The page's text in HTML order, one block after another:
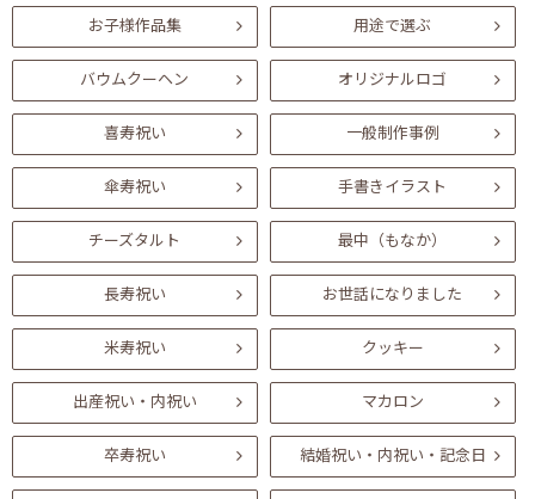
お子様作品集 用途で選ぶ
バウムクーヘン オリジナルロゴ
喜寿祝い 一般制作事例
傘寿祝い 手書きイラスト
チーズタルト 最中（もなか）
長寿祝い お世話になりました
米寿祝い クッキー
出産祝い・内祝い マカロン
卒寿祝い 結婚祝い・内祝い・記念日